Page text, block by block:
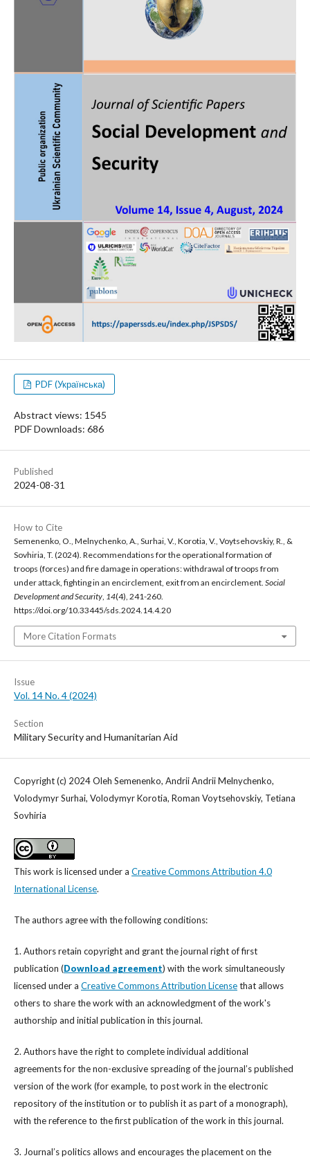
PDF (Українська)
Abstract views: 1545
PDF Downloads: 686
Published
2024-08-31
How to Cite
Semenenko, O., Melnychenko, A., Surhai, V., Korotia, V., Voytsehovskiy, R., &
Sovhiria, T. (2024). Recommendations for the operational formation of
troops (forces) and fire damage in operations: withdrawal of troops from
under attack, fighting in an encirclement, exit from an encirclement. Social
Development and Security 14(4), 241-260.
https://doi.org/10.33445/sds.2024.14.4.20
More Citation Formats
Issue
Vol. 14 No. 4 (2024)
Section
Military Security and Humanitarian Aid
Copyright (c) 2024 Oleh Semenenko, Andrii Andrii Melnychenko,
Volodymyr Surhai, Volodymyr Korotia, Roman Voytsehovskiy, Tetiana
Sovhiria
This work is licensed under a Creative Commons Attribution 4.0
International License.
The authors agree with the following conditions:
1. Authors retain copyright and grant the journal right of first
publication (Download agreement) with the work simultaneously
licensed under a Creative Commons Attribution Licensethat allows
others to share the work with an acknowledgment of the work's
authorship and initial publication in this journal.
2. Authors have the right to complete individual additional
agreements for the non-exclusive spreading of the journal’s published
version of the work (for example, to post work in the electronic
repository of the institution or to publish it as part of a monograph),
with the reference to the first publication of the work in this journal.
3. Journal’s politics allows and encourages the placement on the